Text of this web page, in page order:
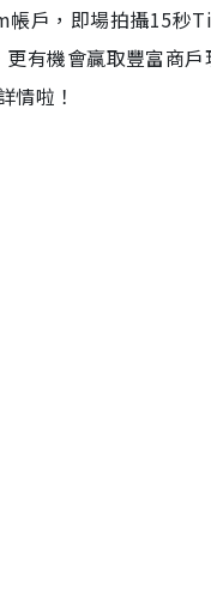
戶，即場拍攝15秒
有機會贏取豐富商戶
情啦！